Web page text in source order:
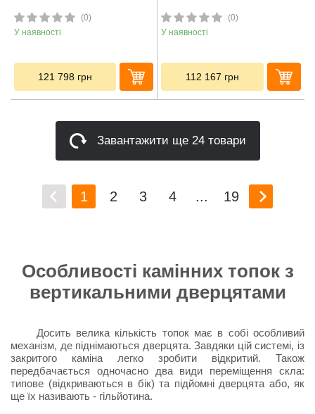
(0)
У наявності
121 798 грн
(0)
У наявності
112 167 грн
Завантажити ще 24 товари
1 2 3 4 ... 19
Особливості камінних топок з
вертикальними дверцятами
Досить велика кількість топок має в собі особливий
механізм, де піднімаються дверцята. Завдяки цій системі, із
закритого каміна легко зробити відкритий. Також
передбачається одночасно два види переміщення скла:
типове (відкриваються в бік) та підйомні дверцята або, як
ще їх називають - гільйотина.